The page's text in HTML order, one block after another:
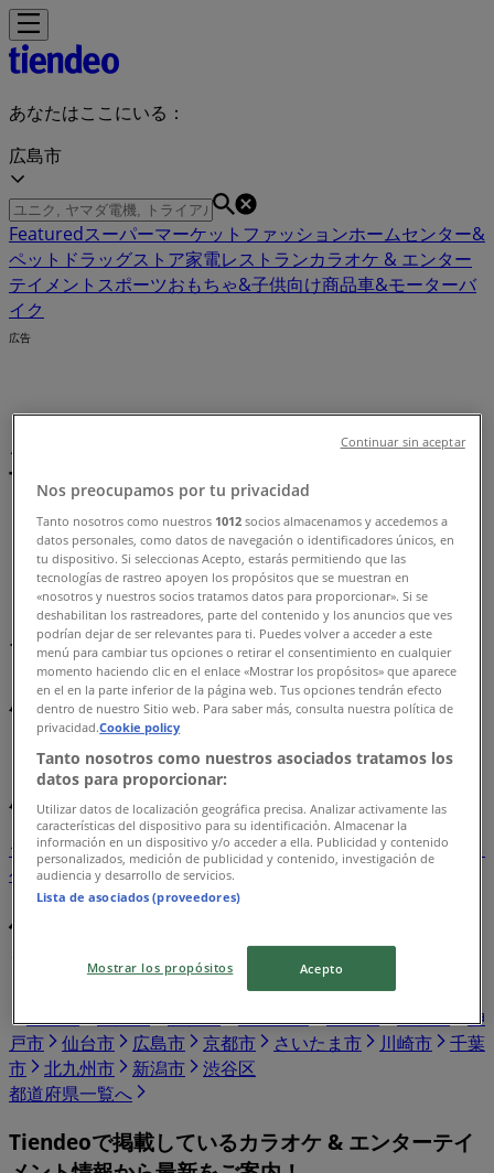
あなたはここにいる：
広島市
Featuredスーパーマーケット ファッションホームセンター&
ペット ドラッグストア家電レストランカラオケ & エンター
テイメント スポーツおもちゃ&子供向け商品車&モーターバ
イク
広告
カラオケ & エンターテイメント 広島
市：クーポン、割引情報、チラシ
広島市のTiendeo»
カラオケ & エンターテイメントの広島市チラシ
まもなく カラオケ & エンターテイメント>のカタログ・ク
ーポンの掲載を開始！
広島市のカラオケ & エンターテイメン
トのカタログ
広島市のチラシとお得な情報
シェルター水着水族館ランタン米カーテンネックレスフット
ケアスーツケース
他のまちのカラオケ & エンターテイメ
東京都 大阪市 横浜市 名古屋市 福岡市 札幌市
神
戸市
仙台市 広島市 京都市 さいたま市 川崎市
千葉
市
北九州市 新潟市
渋谷区
都道府県一覧へ
Tiendeoで掲載しているカラオケ & エンターテイ
Nos preocupamos por tu privacidad
Tanto nosotros como nuestros 1012 socios almacenamos y accedemos a
datos personales, como datos de navegación o identificadores únicos, en
tu dispositivo. Si seleccionas Acepto, estarás permitiendo que las
tecnologías de rastreo apoyen los propósitos que se muestran en
«nosotros y nuestros socios tratamos datos para proporcionar». Si se
deshabilitan los rastreadores, parte del contenido y los anuncios que ves
podrían dejar de ser relevantes para ti. Puedes volver a acceder a este
menú para cambiar tus opciones o retirar el consentimiento en cualquier
momento haciendo clic en el enlace «Mostrar los propósitos» que aparece
en el en la parte inferior de la página web. Tus opciones tendrán efecto
dentro de nuestro Sitio web. Para saber más, consulta nuestra política de
privacidad.Cookie policy
Tanto nosotros como nuestros asociados tratamos los
datos para proporcionar:
Utilizar datos de localización geográfica precisa. Analizar activamente las
características del dispositivo para su identificación. Almacenar la
información en un dispositivo y/o acceder a ella. Publicidad y contenido
personalizados, medición de publicidad y contenido, investigación de
audiencia y desarrollo de servicios.
Lista de asociados (proveedores)
Mostrar los propósitos Acepto
Continuar sin aceptar